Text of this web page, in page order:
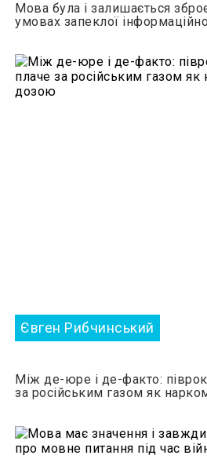
Мова була і залишається
умовах запеклої
Євген Рибчинський
Між де-юре і де-факто:
за російським газом як